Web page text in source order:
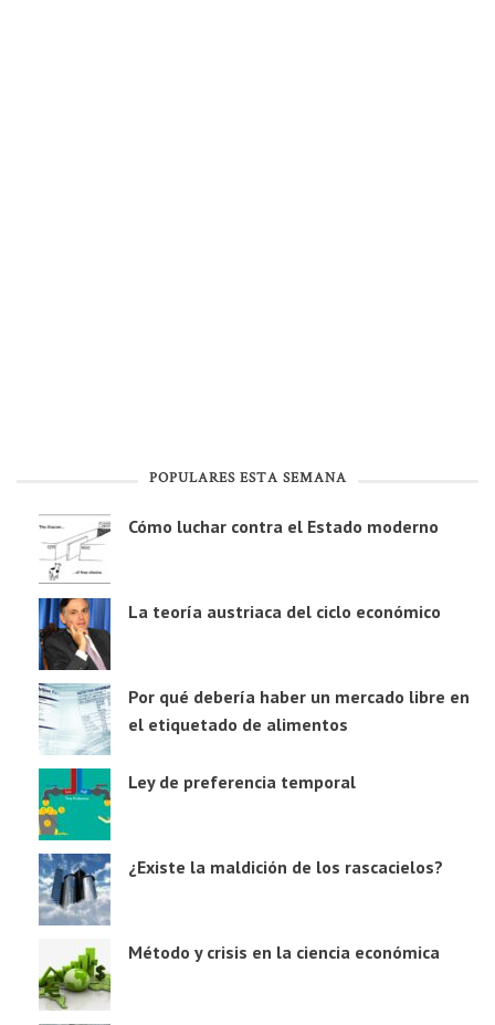
POPULARES ESTA SEMANA
Cómo luchar contra el Estado moderno
La teoría austriaca del ciclo económico
Por qué debería haber un mercado libre en
el etiquetado de alimentos
Ley de preferencia temporal
¿Existe la maldición de los rascacielos?
Método y crisis en la ciencia económica